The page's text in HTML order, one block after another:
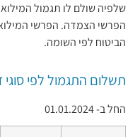
שלפיה שולם לו תגמול
הפרשי הצמדה. הפרשי
הביטוח לפי השומה.
תשלום התגמול לפי סוגי
החל ב- 01.01.2024